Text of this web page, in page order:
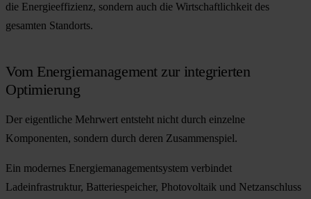
die Energieeffizienz, sondern auch die Wirtschaftlichkeit des
gesamten Standorts.
Vom Energiemanagement zur integrierten
Optimierung
Der eigentliche Mehrwert entsteht nicht durch einzelne
Komponenten, sondern durch deren Zusammenspiel.
Ein modernes Energiemanagementsystem verbindet
Ladeinfrastruktur, Batteriespeicher, Photovoltaik und Netzanschluss